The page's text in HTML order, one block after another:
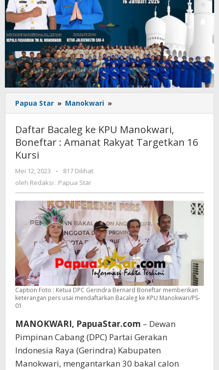
Papua Star » Manokwari »
Bacaleg
KPU
Manokwari,
Targetkan
16
Daftar Bacaleg ke KPU Manokwari,
Boneftar : Amanat Rakyat Targetkan 16
Kursi
Mei 12, 2023
oleh
Redaksi
Star
-
817 Dilihat
oleh Redaksi : Papua Star
Caption Foto : Ketua DPC Gerindra Bernard Boneftar memberikan
keterangan pers usai mendaftarkan Bacaleg ke KPU Manokwari/PS-
01
MANOKWARI, PapuaStar.com – Dewan
Pimpinan Cabang (DPC) Partai Gerakan
Indonesia Raya (Gerindra) Kabupaten
Manokwari, mengantarkan 30 bakal calon